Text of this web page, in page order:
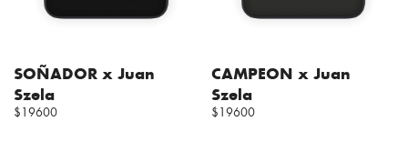
SOÑADOR x Juan
Szela
$19600
CAMPEON x Juan
Szela
$19600